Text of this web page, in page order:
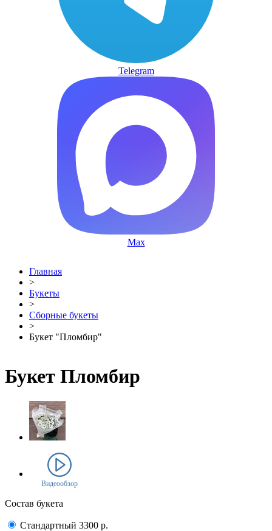
Telegram
Max
Главная
>
Букеты
>
Сборные букеты
>
Букет "Пломбир"
Букет Пломбир
Видеообзор
Состав букета
Стандартный 3300 р.